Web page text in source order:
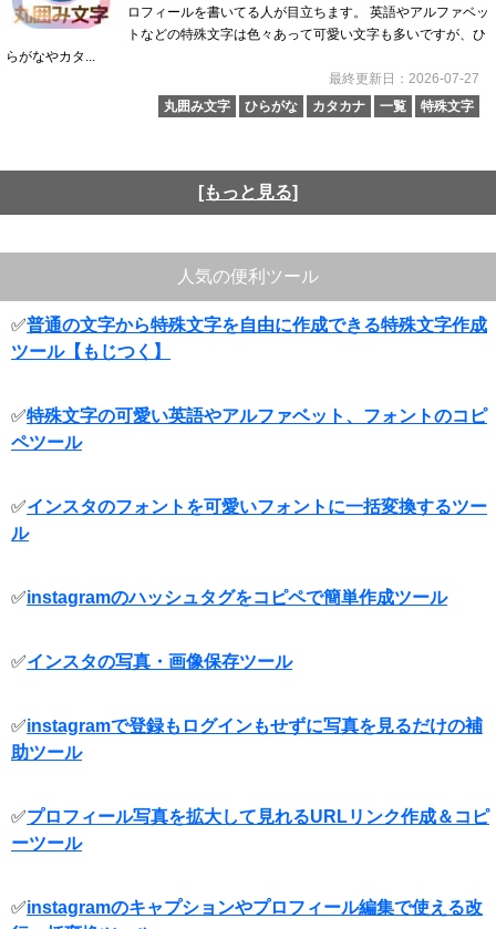
ロフィールを書いてる人が目立ちます。 英語やアルファベッ
トなどの特殊文字は色々あって可愛い文字も多いですが、ひ
らがなやカタ...
最終更新日：2026-07-27
丸囲み文字
ひらがな カタカナ 一覧 特殊文字
[もっと見る]
人気の便利ツール
✅普通の文字から特殊文字を自由に作成できる特殊文字作成
ツール【もじつく】
✅特殊文字の可愛い英語やアルファベット、フォントのコピ
ペツール
✅インスタのフォントを可愛いフォントに一括変換するツー
ル
✅instagramのハッシュタグをコピペで簡単作成ツール
✅インスタの写真・画像保存ツール
✅instagramで登録もログインもせずに写真を見るだけの補
助ツール
✅プロフィール写真を拡大して見れるURLリンク作成＆コピ
ーツール
✅instagramのキャプションやプロフィール編集で使える改